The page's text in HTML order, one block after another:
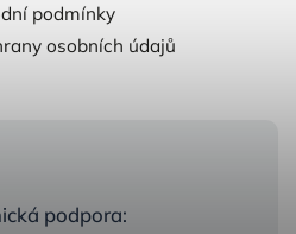
podpora:
podmínky
osobních údajů